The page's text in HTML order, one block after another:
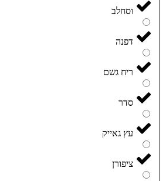
וסחלב
דפנה
ריח גשם
סדר
עץ גאייק
ציפורן